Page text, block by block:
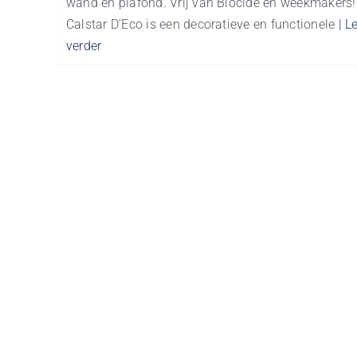
Calstar D’Eco is een decoratieve en functionele |
verder